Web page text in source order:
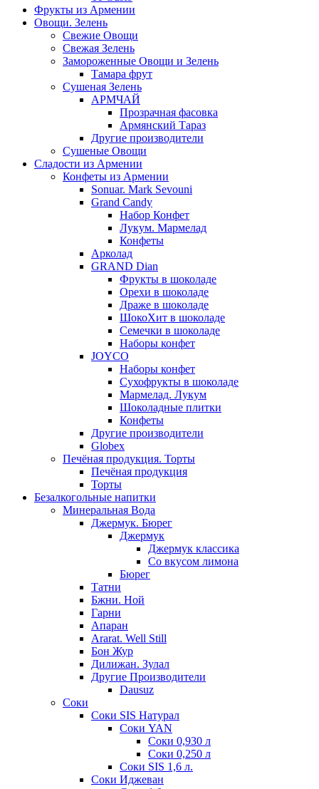
Фрукты из Армении
Овощи. Зелень
Свежие Овощи
Свежая Зелень
Замороженные Овощи и Зелень
Тамара фрут
Сушеная Зелень
АРМЧАЙ
Прозрачная фасовка
Армянский Тараз
Другие производители
Сушеные Овощи
Сладости из Армении
Конфеты из Армении
Sonuar. Mark Sevouni
Grand Candy
Набор Конфет
Лукум. Мармелад
Конфеты
Арколад
GRAND Dian
Фрукты в шоколаде
Орехи в шоколаде
Драже в шоколаде
ШокоХит в шоколаде
Семечки в шоколаде
Наборы конфет
JOYCO
Наборы конфет
Сухофрукты в шоколаде
Мармелад. Лукум
Шоколадные плитки
Конфеты
Другие производители
Globex
Печёная продукция. Торты
Печёная продукция
Торты
Безалкогольные напитки
Минеральная Вода
Джермук. Бюрег
Джермук
Джермук классика
Со вкусом лимона
Бюрег
Татни
Бжни. Ной
Гарни
Апаран
Ararat. Well Still
Бон Жур
Дилижан. Зулал
Другие Производители
Dausuz
Соки
Соки SIS Натурал
Соки YAN
Соки 0,930 л
Соки 0,250 л
Соки SIS 1,6 л.
Соки Иджеван